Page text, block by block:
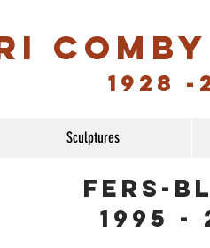
1928 -
Sculptures
fers-
1995 -